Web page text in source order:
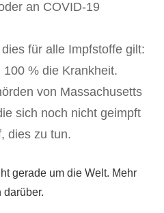
an COVID-19
für alle Impfstoffe gilt:
% die Krankheit.
von Massachusetts
sich noch nicht geimpft
dies zu tun.
gerade um die Welt. Mehr
darüber.